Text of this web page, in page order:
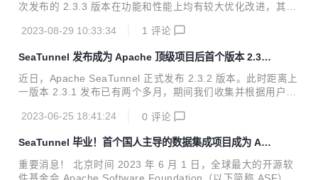
次发布的 2.3.3 版本在功能和性能上均有较大优化改进，其中
步）、主键 Split 拆分、JDBC Sink 自动建表功能、SeaTunn
亮点。这些功能和优化使得 Apache SeaTunnel 具备了更强
大的数据同步能力，大幅提升了 SeaTunnel 的性能。本文将
详细介绍本次更新的具体情况。 CDC 相关更新 支持 Schema
2023-08-29 10:33:34 1 评论
SeaTunnel 发布成为 Apache 顶级项目后首个版本 2.3.
2，提高 Zeta 引擎稳定性和易用性
近日，Apache SeaTunnel 正式发布 2.3.2 版本。此时距离上
一版本 2.3.1 发布已有两个多月，期间我们收集并根据用户和
进行了 Bug 修复，提高了引擎的稳定性和使用效率。 此外，
化，同时 SQL Transfrom 支持了自定义 UDF 函数，Zeta En
gine 也提供了通过 Rest API 的方式进行集群的监控和查询操
作。 本文将为大家介绍 Apache SeaTunnel 2.3.2 版本更新
2023-06-25 18:41:24 0 评论
SeaTunnel 毕业！首个国人主导的数据集成项目成为 Ap
ache 顶级项目
重要消息！ 北京时间 2023 年 6 月 1 日，全球最大的开源软